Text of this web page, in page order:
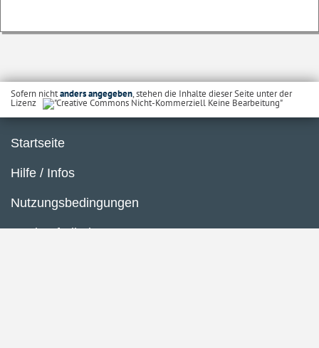
Sofern nichtanders angegeben, stehen die Inhalte dieser Seite unter der
Lizenz
Startseite
Hilfe / Infos
Nutzungsbedingungen
Barrierefreiheit